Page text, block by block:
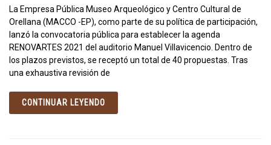
La Empresa Pública Museo Arqueológico y Centro Cultural de
Orellana (MACCO -EP), como parte de su política de participación,
lanzó la convocatoria pública para establecer la agenda
RENOVARTES 2021 del auditorio Manuel Villavicencio. Dentro de
los plazos previstos, se receptó un total de 40 propuestas. Tras
una exhaustiva revisión de
CONTINUAR LEYENDO